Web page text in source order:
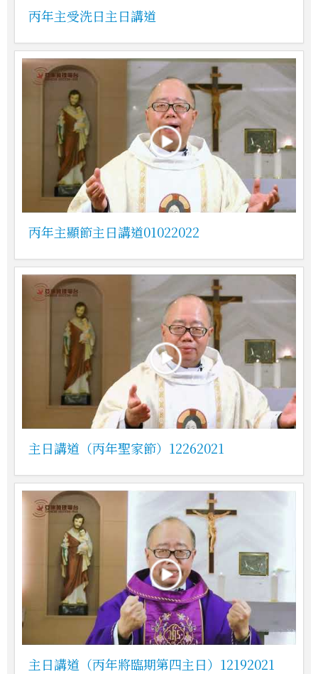
丙年主受洗日主日講道
丙年主顯節主日講道01022022
主日講道（丙年聖家節）12262021
主日講道（丙年將臨期第四主日）12192021